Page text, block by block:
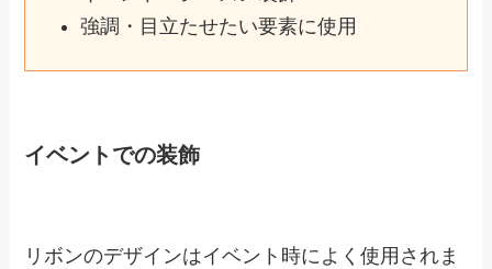
強調・目立たせたい要素に使用
イベントでの装飾
リボンのデザインはイベント時によく使用されま